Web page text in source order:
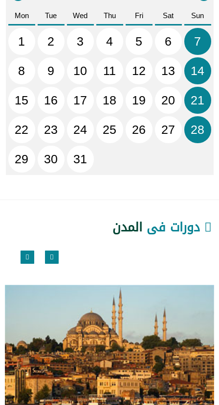
Mon Tue Wed Thu Fri Sat Sun
1 2 3 4 5 6 7
8 9 10 11 12 13 14
15 16 17 18 19 20 21
22 23 24 25 26 27 28
29 30 31
دورات فى المدن